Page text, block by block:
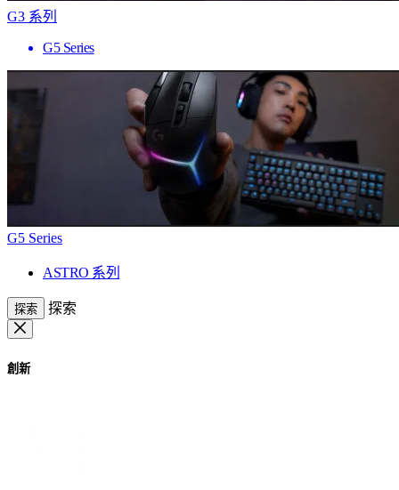
G3 系列
G5 Series
G5 Series
ASTRO 系列
探索 探索
創新